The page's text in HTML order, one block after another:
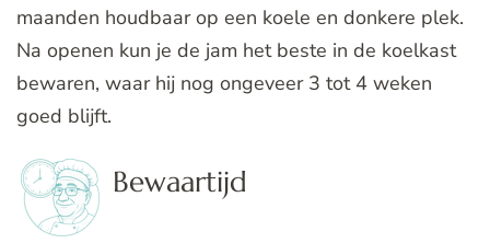
maanden houdbaar op een koele en donkere plek.
Na openen kun je de jam het beste in de koelkast
bewaren, waar hij nog ongeveer 3 tot 4 weken
goed blijft.
Bewaartijd